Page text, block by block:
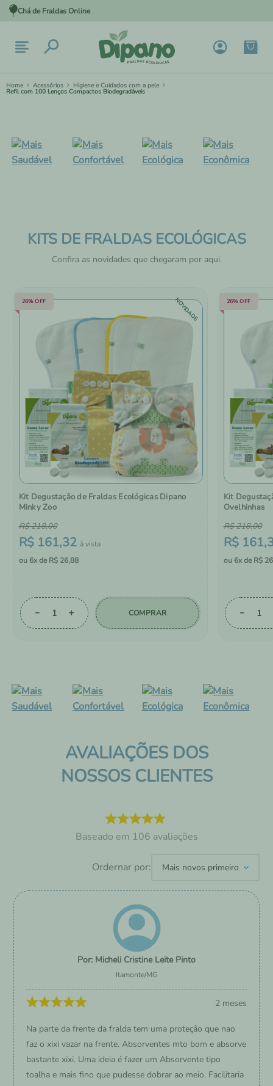
Chá de Fraldas Online
Acessórios Higiene e Cuidados com a pele
Refil com 100 Lenços Compactos Biodegradáveis
KITS DE FRALDAS ECOLÓGICAS
Confira as novidades que chegaram por aqui.
26% OFF NOVIDADE
Kit Degustação de Fraldas Ecológicas Dipano
Minky Zoo
R$ 161,32
R$218,00
6 R$ 26,88
＋
－ COMPRAR
26% OFF
Kit
Ovelhinhas
R$ 161,
R$218,00
6 R$ 26
－
AVALIAÇÕES DOS
NOSSOS CLIENTES
106 avaliações
Ordernar por: Mais novos primeiro
Micheli Cristine Leite Pinto
Itamonte/MG
2 meses
Na parte da frente da fralda tem uma proteção que nao
faz o xixi vazar na frente. Absorventes mto bom e absorve
bastante xixi. Uma ideia é fazer um Absorvente tipo
toalha e mais fino que pudesse dobrar ao meio. Facilitaria